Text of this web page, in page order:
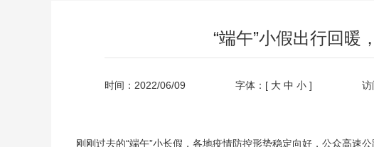
“端午”小假出行回暖
时间：2022/06/09 字体：[ 大 中 小 ] 访
刚刚过去的“端午”小长假，各地疫情防控形势稳定向好，公众高速